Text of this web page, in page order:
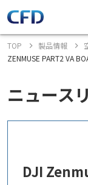
TOP 製品情報
ZENMUSE PART2 VA
ニュース
DJI